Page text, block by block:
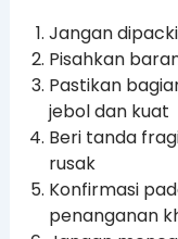
Jangan
Pisahkan
Pastikan
jebol dan kuat
Beri tanda
rusak
Konfirmasi
penanganan